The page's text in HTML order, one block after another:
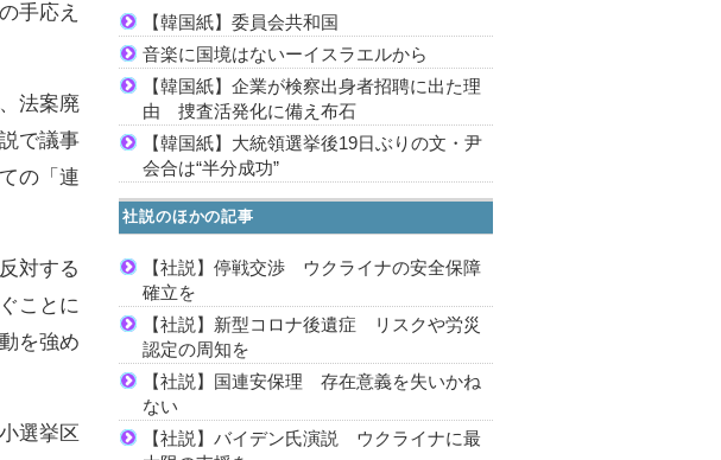
手応え
法案廃
で議事
の「連
対する
ことに
を強め
選挙区
【韓国紙】委員会共和国
音楽に国境はないーイスラエルから
【韓国紙】企業が検察出身者招聘に出た理
由 捜査活発化に備え布石
【韓国紙】大統領選挙後19日ぶりの文・尹
会合は“半分成功”
社説のほかの記事
【社説】停戦交渉 ウクライナの安全保障
確立を
【社説】新型コロナ後遺症 リスクや労災
認定の周知を
【社説】国連安保理 存在意義を失いかね
ない
【社説】バイデン氏演説 ウクライナに最